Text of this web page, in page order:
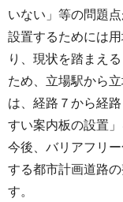
いない」等の問題
設置するためには
り、現状を踏まえ
ため、立場駅から
は、経路７から経
すい案内板の設置
今後、バリアフリ
する都市計画道路
す。